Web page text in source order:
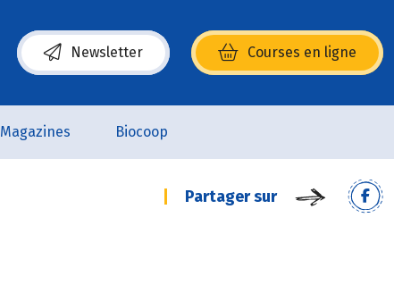
Newsletter Courses en ligne
(s’ouvre dans une nouvelle fenêtre)
Magazines Biocoop
Partager sur